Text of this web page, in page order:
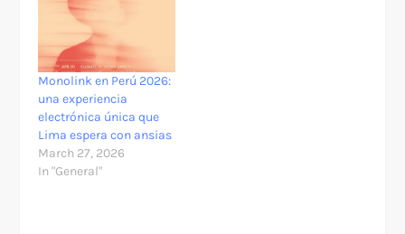
Monolink en Perú 2026:
una experiencia
electrónica única que
Lima espera con ansias
March 27, 2026
In "General"